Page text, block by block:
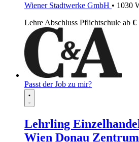
Wiener Stadtwerke GmbH • 1030
Lehre Abschluss Pflichtschule ab €
Passt der Job zu mir?
Lehrling
Wien Donau Zentrum